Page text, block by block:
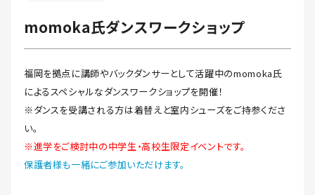
momoka氏ダンスワークショップ
福岡を拠点に講師やバックダンサーとして活躍中のmomoka氏
によるスペシャルなダンスワークショップを開催！
※ダンスを受講される方は着替えと室内シューズをご持参くださ
い。
※進学をご検討中の中学生・高校生限定イベントです。
保護者様も一緒にご参加いただけます。